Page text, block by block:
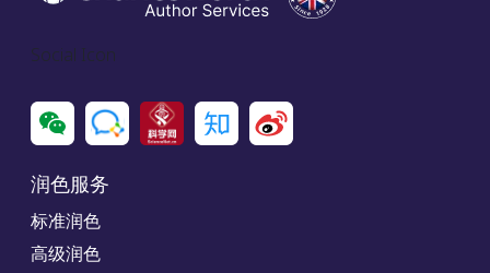
Social Icon
润色服务
标准润色
高级润色